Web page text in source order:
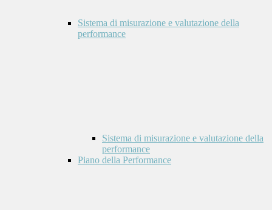
Sistema di misurazione e valutazione della
performance
Sistema di misurazione e valutazione della
performance
Piano della Performance